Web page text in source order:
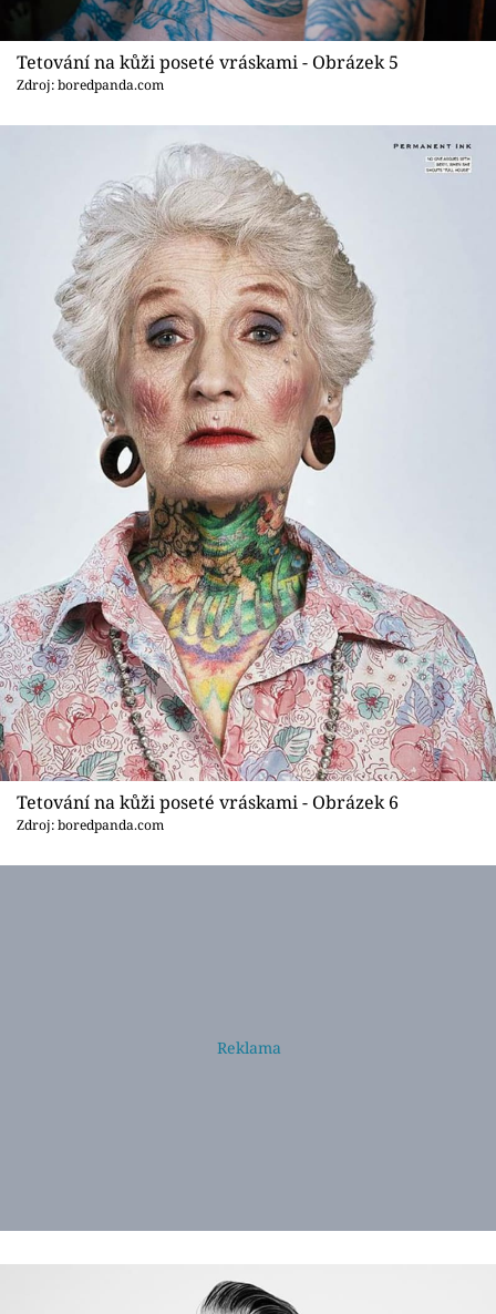
Tetování na kůži poseté vráskami - Obrázek 5
Zdroj: boredpanda.com
Tetování na kůži poseté vráskami - Obrázek 6
Zdroj: boredpanda.com